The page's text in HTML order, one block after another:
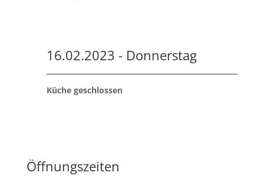
16.02.2023 - Donnerstag
Küche geschlossen
Öffnungszeiten